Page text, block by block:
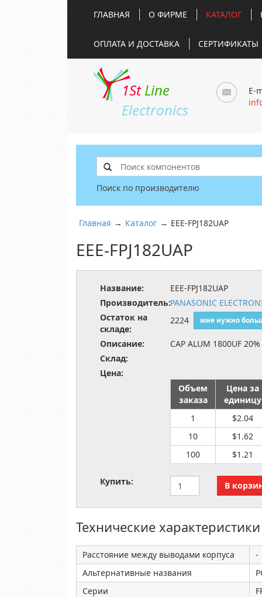
ГЛАВНАЯ О ФИРМЕ КАТАЛОГ
ОПЛАТА И ДОСТАВКА СЕРТИФИКАТЫ
1St Line
Electronics
E-
Поиск по производителю
Главная → Каталог → EEE-FPJ182UAP
EEE-FPJ182UAP
Название:
EEE-FPJ182UAP
Производитель:PANASONIC
Остаток на
складе:
2224 мне нужно
Описание:
CAP ALUM 1800UF
Склад:
Цена:
Объем
заказа
Цена за
единицу
1
$2.04
10
$1.62
100
$1.21
Купить:
Технические характеристики
Расстояние между выводами корпуса
-
Альтернативные названия
Серии